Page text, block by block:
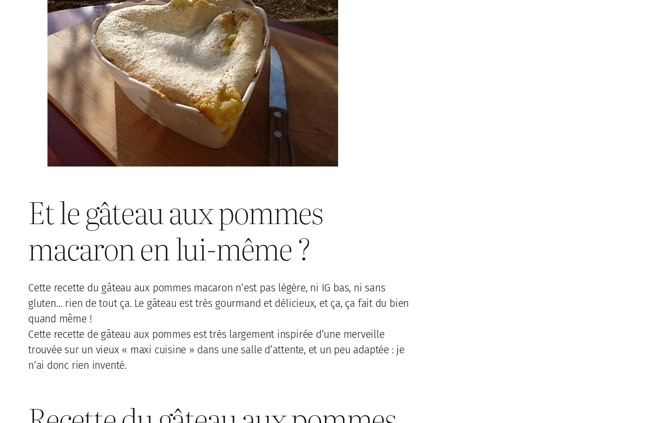
Et le gâteau aux pommes
macaron en lui-même ?
Cette recette du gâteau aux pommes macaron n’est pas légère, ni IG bas, ni sans
gluten… rien de tout ça. Le gâteau est très gourmand et délicieux, et ça, ça fait du bien
quand même !
Cette recette de gâteau aux pommes est très largement inspirée d’une merveille
trouvée sur un vieux « maxi cuisine » dans une salle d’attente, et un peu adaptée : je
n’ai donc rien inventé.